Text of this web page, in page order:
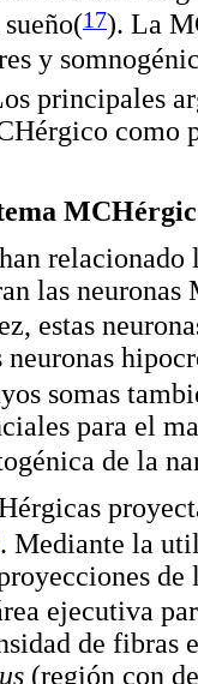
17). La
y
principales
como
las
estas
neuronas
somas
para el
de la
Mediante la
ejecutiva
de fibras
(región con